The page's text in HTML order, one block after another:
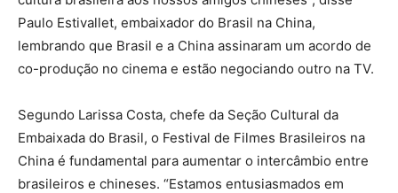
Paulo Estivallet, embaixador do Brasil na China,
lembrando que Brasil e a China assinaram um acordo de
co-produção no cinema e estão negociando outro na TV.
Segundo Larissa Costa, chefe da Seção Cultural da
Embaixada do Brasil, o Festival de Filmes Brasileiros na
China é fundamental para aumentar o intercâmbio entre
brasileiros e chineses. “Estamos entusiasmados em